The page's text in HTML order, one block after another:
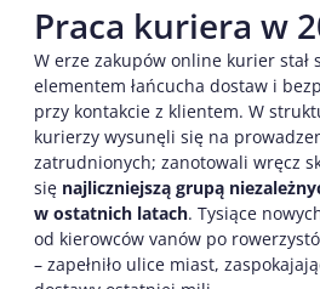
Praca kuriera w
W erze zakupów online kurier stał
elementem łańcucha dostaw i
przy kontakcie z klientem. W
kurierzy wysunęli się na
zatrudnionych; zanotowali wręcz
się najliczniejszą grupą
w ostatnich latach. Tysiące
od kierowców vanów po
– zapełniło ulice miast,